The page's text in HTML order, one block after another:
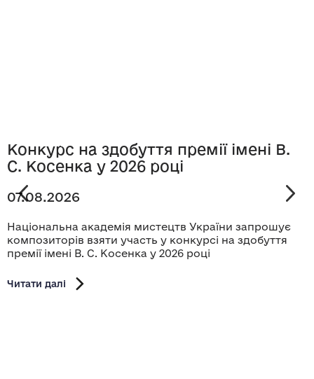
Конкурс на здобуття премії імені В.
С. Косенка у 2026 році
07.08.2026
Національна академія мистецтв України запрошує
композиторів взяти участь у конкурсі на здобуття
премії імені В. С. Косенка у 2026 році
Читати далі